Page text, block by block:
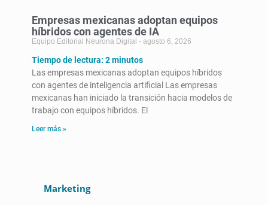
Empresas mexicanas adoptan equipos
híbridos con agentes de IA
Equipo Editorial Neurona Digital agosto 6, 2026
Tiempo de lectura: 2minutos
Las empresas mexicanas adoptan equipos híbridos
con agentes de inteligencia artificial Las empresas
mexicanas han iniciado la transición hacia modelos de
trabajo con equipos híbridos. El
Leer más »
Marketing